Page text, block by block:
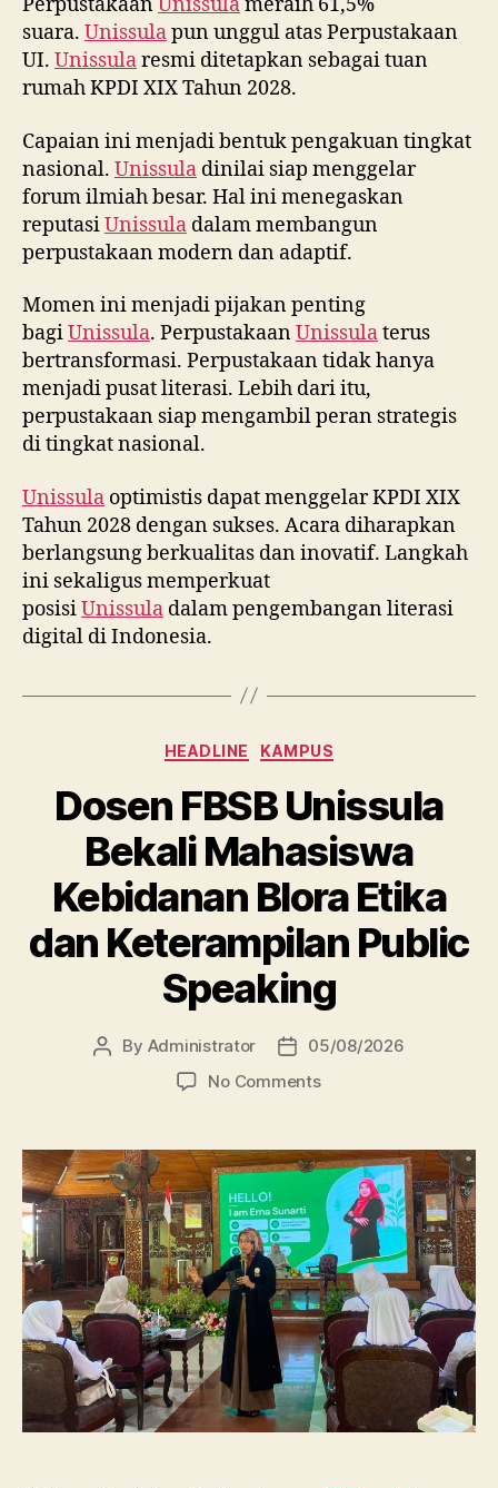
Perpustakaan Unissulameraih 61,5%
suara. Unissulapun unggul atas Perpustakaan
UI. Unissularesmi ditetapkan sebagai tuan
rumah KPDI XIX Tahun 2028.
Capaian ini menjadi bentuk pengakuan tingkat
nasional. Unissula dinilai siap menggelar
forum ilmiah besar. Hal ini menegaskan
reputasiUnissula dalam membangun
perpustakaan modern dan adaptif.
Momen ini menjadi pijakan penting
bagiUnissula. PerpustakaanUnissulaterus
bertransformasi. Perpustakaan tidak hanya
menjadi pusat literasi. Lebih dari itu,
perpustakaan siap mengambil peran strategis
di tingkat nasional.
Unissula optimistis dapat menggelar KPDI XIX
Tahun 2028 dengan sukses. Acara diharapkan
berlangsung berkualitas dan inovatif. Langkah
ini sekaligus memperkuat
posisiUnissula dalam pengembangan literasi
digital di Indonesia.
Categories
HEADLINE KAMPUS
Dosen FBSB Unissula
Bekali Mahasiswa
Kebidanan Blora Etika
dan Keterampilan Public
Speaking
Post
By Administrator
Post
date
05/08/2026
No Commentson
Unissula
Bekali
Mahasiswa
Kebidanan
Blora
Etika
dan
Keterampilan
Public
Speaking